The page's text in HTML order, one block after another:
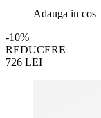
Adauga in cos
-10%
REDUCERE
726 LEI